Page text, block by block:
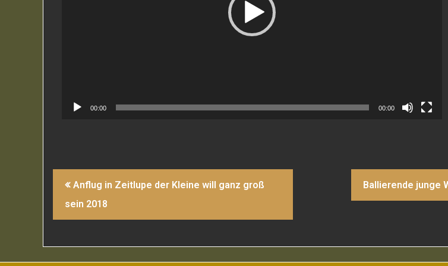
00:00 00:00
Beitragsnavigation
Anflug in Zeitlupe der Kleine will ganz groß
sein 2018
Ballierende junge